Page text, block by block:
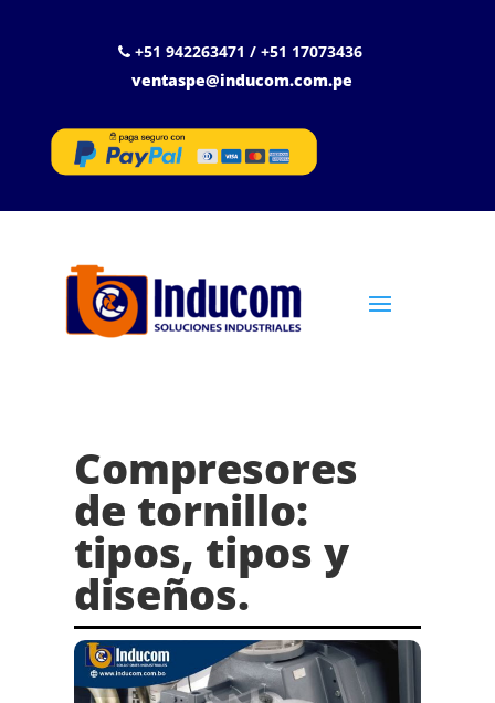
+51 942263471 / +51 17073436
ventaspe@inducom.com.pe
Compresores
de tornillo:
tipos, tipos y
diseños.